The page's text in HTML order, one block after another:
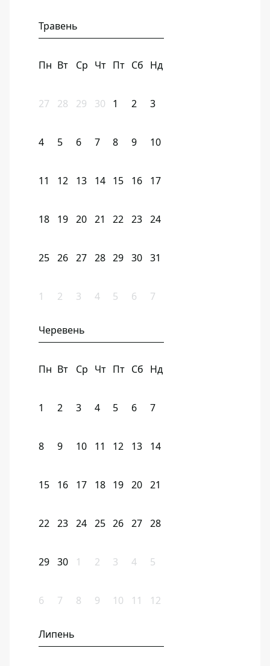
Травень
Пн Вт Ср Чт Пт Сб Нд
27 28 29 30 1 2 3
4 5 6 7 8 9 10
11 12 13 14 15 16 17
18 19 20 21 22 23 24
25 26 27 28 29 30 31
1 2 3 4 5 6 7
Черевень
Пн Вт Ср Чт Пт Сб Нд
1 2 3 4 5 6 7
8 9 10 11 12 13 14
15 16 17 18 19 20 21
22 23 24 25 26 27 28
29 30 1 2 3 4 5
6 7 8 9 10 11 12
Липень